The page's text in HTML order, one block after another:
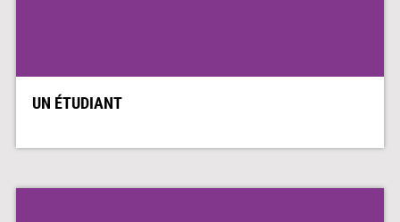
UN ÉTUDIANT